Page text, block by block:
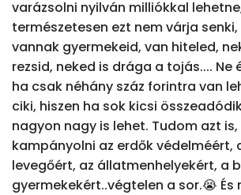
varázsolni nyilván milliókkal
természetesen ezt nem várja senki,
vannak gyermekeid, van hiteled,
rezsid, neked is drága a tojás.... Ne
ha csak néhány száz forintra van
ciki, hiszen ha sok kicsi
nagyon nagy is lehet. Tudom azt
kampányolni az erdők védelméért,
levegőért, az állatmenhelyekért, a
gyermekekért..végtelen a sor.😭 És